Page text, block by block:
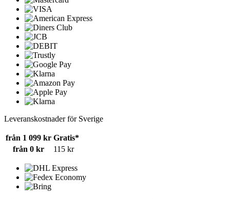
Leveranskostnader för Sverige
från 1 099 kr Gratis*
från 0 kr
115 kr